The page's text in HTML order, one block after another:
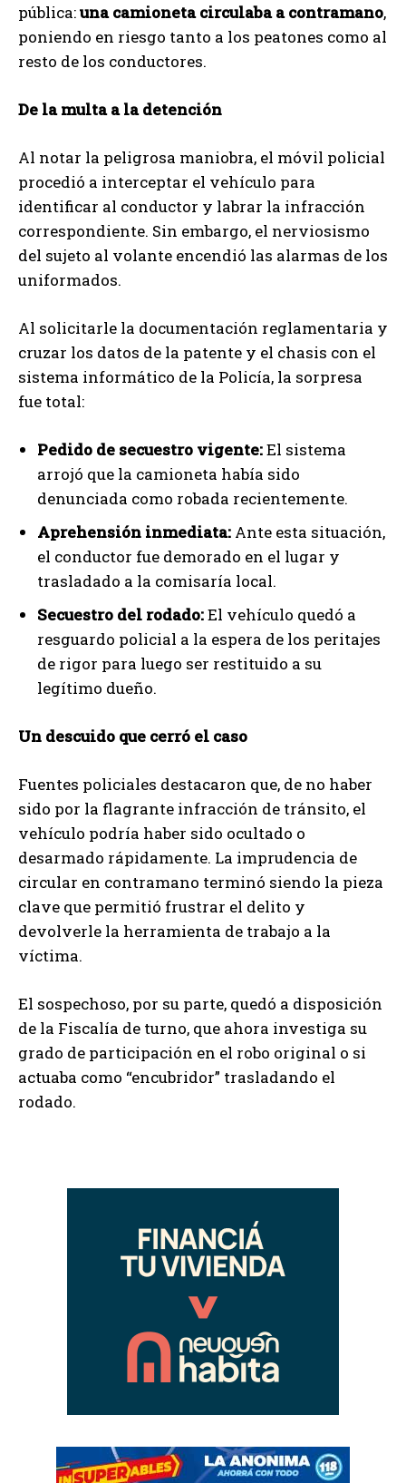
pública:una camioneta circulaba a contramano,
poniendo en riesgo tanto a los peatones como al
resto de los conductores.
De la multa a la detención
Al notar la peligrosa maniobra, el móvil policial
procedió a interceptar el vehículo para
identificar al conductor y labrar la infracción
correspondiente. Sin embargo, el nerviosismo
del sujeto al volante encendió las alarmas de los
uniformados.
Al solicitarle la documentación reglamentaria y
cruzar los datos de la patente y el chasis con el
sistema informático de la Policía, la sorpresa
fue total:
Pedido de secuestro vigente:El sistema
arrojó que la camioneta había sido
denunciada como robada recientemente.
Aprehensión inmediata: Ante esta situación,
el conductor fue demorado en el lugar y
trasladado a la comisaría local.
Secuestro del rodado:El vehículo quedó a
resguardo policial a la espera de los peritajes
de rigor para luego ser restituido a su
legítimo dueño.
Un descuido que cerró el caso
Fuentes policiales destacaron que, de no haber
sido por la flagrante infracción de tránsito, el
vehículo podría haber sido ocultado o
desarmado rápidamente. La imprudencia de
circular en contramano terminó siendo la pieza
clave que permitió frustrar el delito y
devolverle la herramienta de trabajo a la
víctima.
El sospechoso, por su parte, quedó a disposición
de la Fiscalía de turno, que ahora investiga su
grado de participación en el robo original o si
actuaba como “encubridor” trasladando el
rodado.